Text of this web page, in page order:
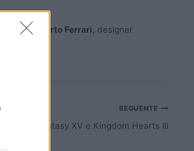
conRoberto Ferrari, designer
SEGUENTE
di Final Fantasy XV e Kingdom Hearts III